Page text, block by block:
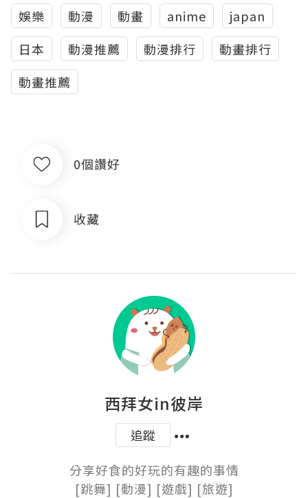
娛樂 動漫 動畫 anime
japan
日本
動漫推薦 動漫排行
動畫排行
動畫推薦
0個讚好
收藏
西拜女in彼岸
追蹤
分享好食的好玩的有趣的事情
[跳舞] [動漫] [遊戲] [旅遊]